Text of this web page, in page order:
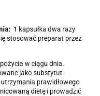
1 kapsułka dwa razy
stosować preparat przez
w ciągu dnia.
jako substytut
prawidłowego
dietę i prowadzić